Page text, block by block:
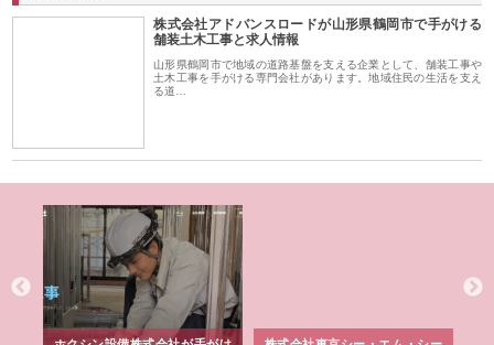
株式会社アドバンスロードが山形県鶴岡市で手がける
舗装土木工事と求人情報
山形県鶴岡市で地域の道路基盤を支える企業として、舗装工事や
土木工事を手がける専門会社があります。地域住民の生活を支え
る道…